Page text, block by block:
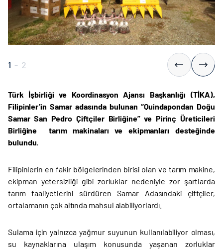
1 - 2
Türk İşbirliği ve Koordinasyon Ajansı Başkanlığı (TİKA),
Filipinler’in Samar adasında bulunan “Quindapondan Doğu
Samar San Pedro Çiftçiler Birliğine” ve Pirinç Üreticileri
Birliğine
tarım makinaları ve ekipmanları desteğinde
bulundu.
Filipinlerin en fakir bölgelerinden birisi olan ve tarım makine,
ekipman yetersizliği gibi zorluklar nedeniyle zor şartlarda
tarım faaliyetlerini sürdüren Samar Adasındaki çiftçiler,
ortalamanın çok altında mahsul alabiliyorlardı.
Sulama için yalnızca yağmur suyunun kullanılabiliyor olması,
su kaynaklarına ulaşım konusunda yaşanan zorluklar